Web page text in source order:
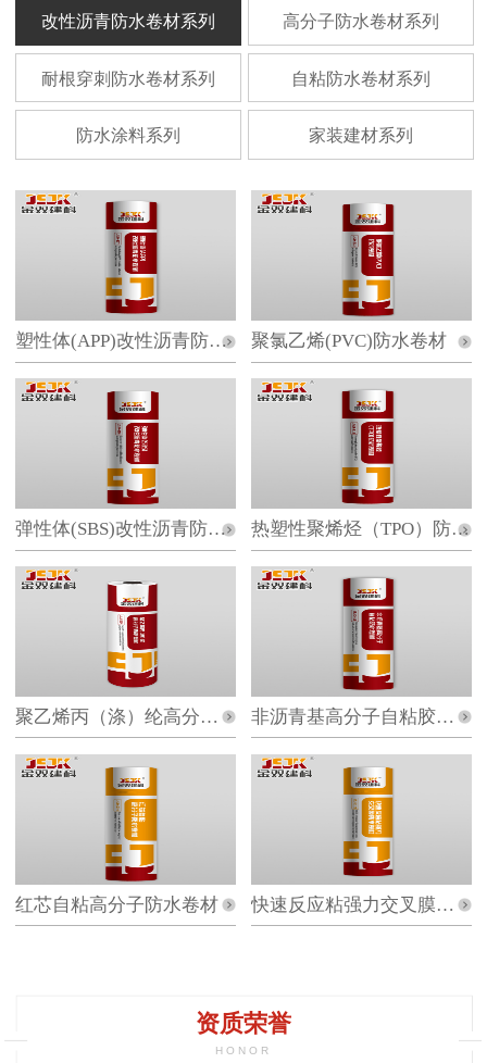
改性沥青防水卷材系列 高分子防水卷材系列
耐根穿刺防水卷材系列 自粘防水卷材系列
防水涂料系列 家装建材系列
塑性体(APP)改性沥青防水卷材 聚氯乙烯(PVC)防水卷材
弹性体(SBS)改性沥青防水卷材 热塑性聚烯烃（TPO）防水卷材
聚乙烯丙（涤）纶高分子防水卷材 非沥青基高分子自粘胶膜防水卷材
红芯自粘高分子防水卷材 快速反应粘强力交叉膜防水卷材
资质荣誉
HONOR